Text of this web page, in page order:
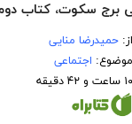
برج سکوت، کتاب
از:حمیدرضا منایی
موضوع: اجتماعی
۱۰ ساعت و ۴۲ دقیقه